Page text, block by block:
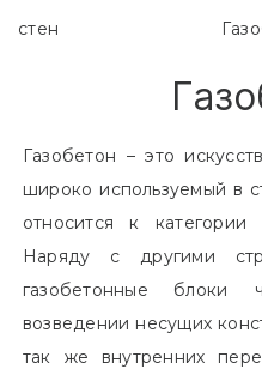
Газобетон – это
широко используемый в
относится к категории
Наряду с другими
газобетонные блоки часто используются при
возведении несущих
так же внутренних